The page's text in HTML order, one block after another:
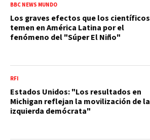
BBC NEWS MUNDO
Los graves efectos que los científicos
temen en América Latina por el
fenómeno del "Súper El Niño"
RFI
Estados Unidos: "Los resultados en
Michigan reflejan la movilización de la
izquierda demócrata"